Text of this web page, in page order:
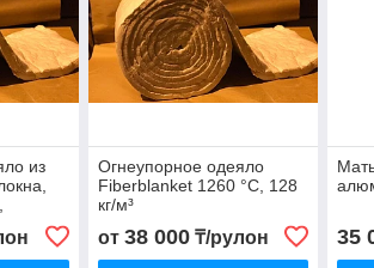
из
Огнеупорное одеяло
Fiberblanket 1260 °C, 128
кг/м³
от 38 000₸/рулон 35